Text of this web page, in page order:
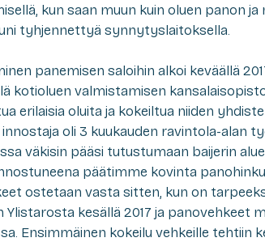
kun saan muun kuin oluen panon
tyhjennettyä synnytyslaitoksella.
panemisen saloihin alkoi keväällä
kotioluen valmistamisen
erilaisia oluita ja kokeiltua niiden
oli 3 kuukauden ravintola-alan
väkisin pääsi tutustumaan baijerin
päätimme kovinta
ostetaan vasta sitten, kun on
kesällä 2017 ja panovehkeet
Ensimmäinen kokeilu vehkeille tehtiin